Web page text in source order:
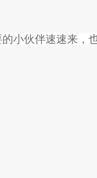
小伙伴速速来，